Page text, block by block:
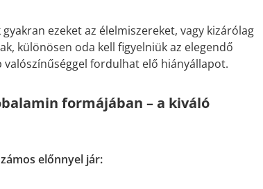
ezeket az élelmiszereket, vagy kizárólag
különösen oda kell figyelniük az elegendő
fordulhat elő hiányállapot.
formájában – a kiváló
előnnyel jár: